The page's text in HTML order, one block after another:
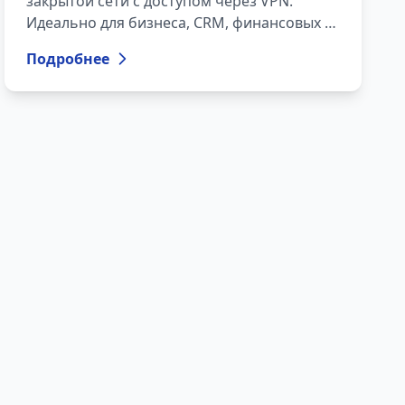
Идеально для бизнеса, CRM, финансовых и
Подробнее